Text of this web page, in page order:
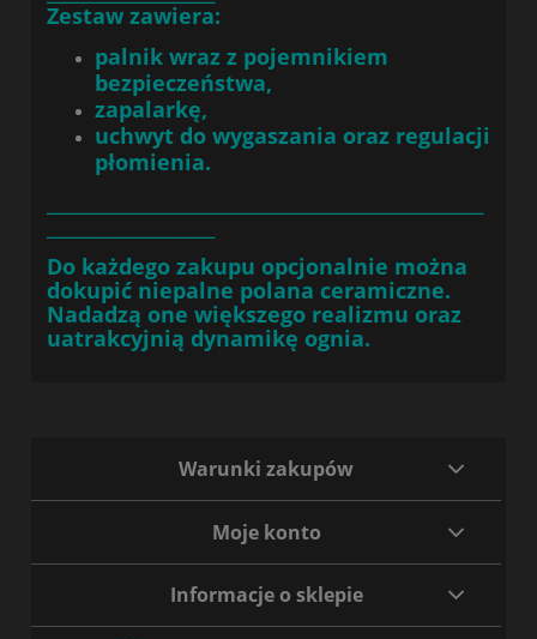
Zestaw zawiera:
palnik wraz z pojemnikiem
bezpieczeństwa,
zapalarkę,
uchwyt do wygaszania oraz regulacji
płomienia.
Do każdego zakupu opcjonalnie można
dokupić niepalne polana ceramiczne.
Nadadzą one większego realizmu oraz
uatrakcyjnią dynamikę ognia.
Warunki zakupów
Moje konto
Informacje o sklepie